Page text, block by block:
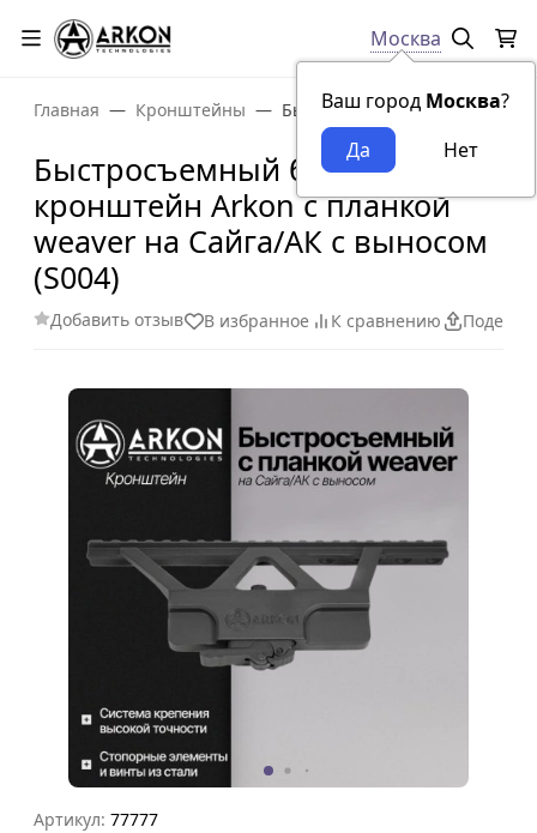
Москва
Ваш город Москва?
Главная Кронштейны Быстросъемный боковой
Быстросъемный боковой
кронштейн Arkon с планкой
weaver на Сайга/АК с выносом
(S004)
Добавить отзыв В избранное К сравнению
Артикул: 77777